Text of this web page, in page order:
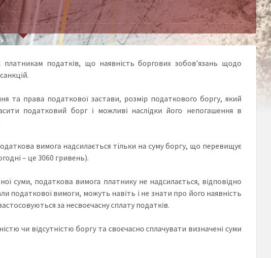
платникам податків, що наявність боргових зобов’язань щодо
та права податкової застави, розмір податкового боргу, який
податковий борг і можливі наслідки його непогашення в
вимога надсилається тільки на суму боргу, що перевищує
– це 3060 гривень).
суми, податкова вимога платнику не надсилається, відповідно
податкової вимоги, можуть навіть і не знати про його наявність
за несвоєчасну сплату податків.
чи відсутністю боргу та своєчасно сплачувати визначені суми